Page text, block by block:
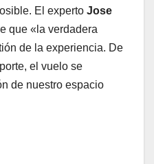
El experto Jose
que «la verdadera
de la experiencia. De
el vuelo se
de nuestro espacio